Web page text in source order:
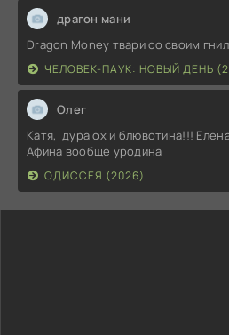
драгон мани
Dragon Money твари со своим
ЧЕЛОВЕК-ПАУК: НОВЫЙ ДЕНЬ
Олег
Катя, дура ох и блювотина!!!
Афина вообще уродина
ОДИССЕЯ (2026)